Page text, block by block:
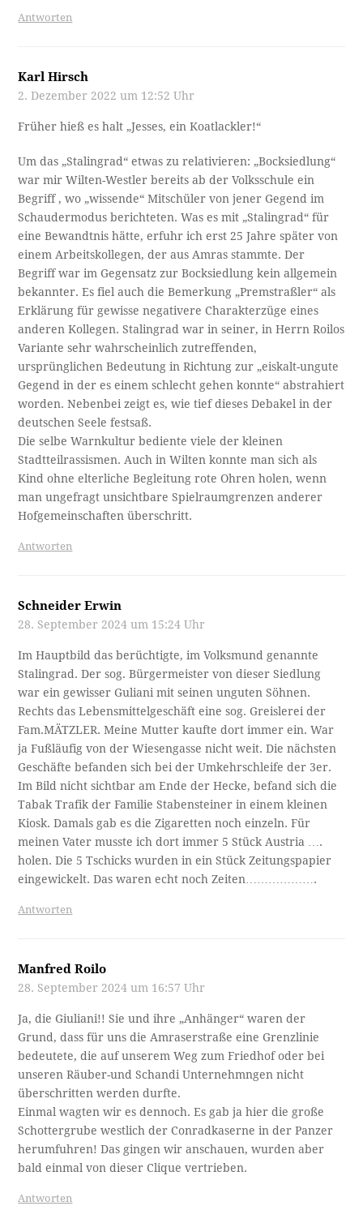
Antworten
Karl Hirsch
2. Dezember 2022 um 12:52 Uhr
Früher hieß es halt „Jesses, ein Koatlackler!“
Um das „Stalingrad“ etwas zu relativieren: „Bocksiedlung“
war mir Wilten-Westler bereits ab der Volksschule ein
Begriff , wo „wissende“ Mitschüler von jener Gegend im
Schaudermodus berichteten. Was es mit „Stalingrad“ für
eine Bewandtnis hätte, erfuhr ich erst 25 Jahre später von
einem Arbeitskollegen, der aus Amras stammte. Der
Begriff war im Gegensatz zur Bocksiedlung kein allgemein
bekannter. Es fiel auch die Bemerkung „Premstraßler“ als
Erklärung für gewisse negativere Charakterzüge eines
anderen Kollegen. Stalingrad war in seiner, in Herrn Roilos
Variante sehr wahrscheinlich zutreffenden,
ursprünglichen Bedeutung in Richtung zur „eiskalt-ungute
Gegend in der es einem schlecht gehen konnte“ abstrahiert
worden. Nebenbei zeigt es, wie tief dieses Debakel in der
deutschen Seele festsaß.
Die selbe Warnkultur bediente viele der kleinen
Stadtteilrassismen. Auch in Wilten konnte man sich als
Kind ohne elterliche Begleitung rote Ohren holen, wenn
man ungefragt unsichtbare Spielraumgrenzen anderer
Hofgemeinschaften überschritt.
Antworten
Schneider Erwin
28. September 2024 um 15:24 Uhr
Im Hauptbild das berüchtigte, im Volksmund genannte
Stalingrad. Der sog. Bürgermeister von dieser Siedlung
war ein gewisser Guliani mit seinen unguten Söhnen.
Rechts das Lebensmittelgeschäft eine sog. Greislerei der
Fam.MÄTZLER. Meine Mutter kaufte dort immer ein. War
ja Fußläufig von der Wiesengasse nicht weit. Die nächsten
Geschäfte befanden sich bei der Umkehrschleife der 3er.
Im Bild nicht sichtbar am Ende der Hecke, befand sich die
Tabak Trafik der Familie Stabensteiner in einem kleinen
Kiosk. Damals gab es die Zigaretten noch einzeln. Für
meinen Vater musste ich dort immer 5 Stück Austria ….
holen. Die 5 Tschicks wurden in ein Stück Zeitungspapier
eingewickelt. Das waren echt noch Zeiten……………….
Antworten
Manfred Roilo
28. September 2024 um 16:57 Uhr
Ja, die Giuliani!! Sie und ihre „Anhänger“ waren der
Grund, dass für uns die Amraserstraße eine Grenzlinie
bedeutete, die auf unserem Weg zum Friedhof oder bei
unseren Räuber-und Schandi Unternehmngen nicht
überschritten werden durfte.
Einmal wagten wir es dennoch. Es gab ja hier die große
Schottergrube westlich der Conradkaserne in der Panzer
herumfuhren! Das gingen wir anschauen, wurden aber
bald einmal von dieser Clique vertrieben.
Antworten